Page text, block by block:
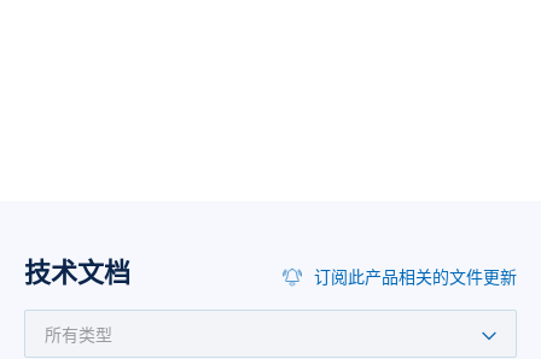
技术文档 订阅此产品相关的文件更新